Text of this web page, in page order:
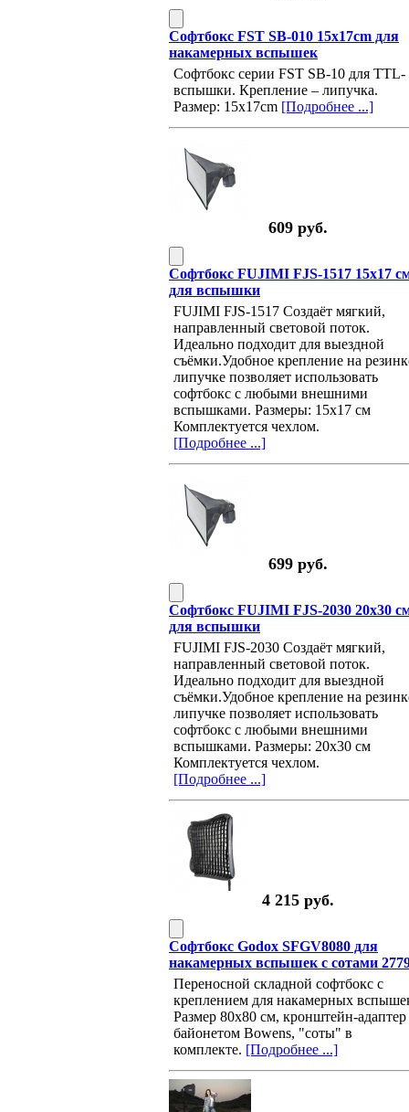
Софтбокс FST SB-010 15x17cm для
накамерных вспышек
Софтбокс серии FST SB-10 для TTL-
вспышки. Крепление – липучка.
Размер: 15x17cm [Подробнее ...]
609 руб.
Софтбокс FUJIMI FJS-1517 15х17
для вспышки
FUJIMI FJS-1517 Создаёт мягкий,
направленный световой поток.
Идеально подходит для выездной
съёмки.Удобное крепление на
липучке позволяет использовать
софтбокс с любыми внешними
вспышками. Размеры: 15х17 см
Комплектуется чехлом.
[Подробнее ...]
699 руб.
Софтбокс FUJIMI FJS-2030 20х30
для вспышки
FUJIMI FJS-2030 Создаёт мягкий,
направленный световой поток.
Идеально подходит для выездной
съёмки.Удобное крепление на
липучке позволяет использовать
софтбокс с любыми внешними
вспышками. Размеры: 20х30 см
Комплектуется чехлом.
[Подробнее ...]
4 215 руб.
Софтбокс Godox SFGV8080 для
накамерных вспышек с сотами
Переносной складной софтбокс с
креплением для накамерных
Размер 80х80 см, кронштейн-адаптер
байонетом Bowens, "соты" в
комплекте. [Подробнее ...]